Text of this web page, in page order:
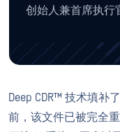
创始人兼首席执行
Deep CDR™ 技术填补
前，该文件已被完全